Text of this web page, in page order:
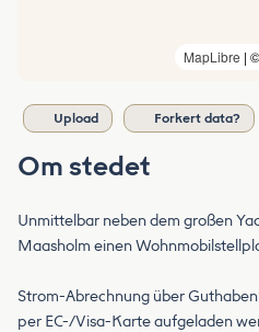
MapLibre | ©
Upload Forkert data?
Om stedet
Unmittelbar neben dem großen
Maasholm einen
Strom-Abrechnung über
per EC-/Visa-Karte aufgeladen